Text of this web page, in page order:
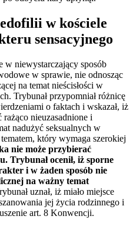
w kościele
sensacyjnego
w niewystarczający sposób
w sprawie, nie odnosząc
na temat nieścisłości w
Trybunał przypomniał różnicę
o faktach i wskazał, iż
nieuzasadnione i
nadużyć seksualnych w
który wymaga szerokiej
nie może przybierać
Trybunał ocenił, iż sporne
i w żaden sposób nie
na ważny temat
uznał, iż miało miejsce
jej życia rodzinnego i
art. 8 Konwencji.